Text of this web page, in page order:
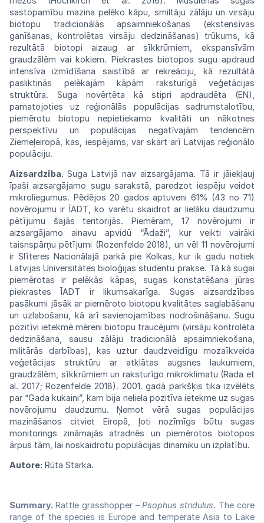
sastopamību mazina pelēko kāpu, smiltāju zālāju un virsāju
biotopu tradicionālāsapsaimniekošanas (ekstensīvas
ganīšanas,kontrolētas virsāju dedzināšanas) trūkums,kā
rezultātā biotopi aizaug arsīkkrūmiem,ekspansīvām
graudzālēm vaikokiem. Piekrastes biotopos sugu apdraud
intensīvaizmīdīšana saistībā ar rekreāciju, kārezultātā
pasliktinās pelēkajām kāpām raksturīgā veģetācijas
struktūra. Suga novērtēta kāstipriapdraudēta (EN),
pamatojoties uz
reģionālās populācijas sadrumstalotību,
piemērotu biotopu nepietiekamo kvalitāti un nākotnes
perspektīvu un populācijas negatīvajām tendencēm
Ziemeļeiropā, kas, iespējams, var skart arī Latvijas reģionālo
populāciju.
Aizsardzība. Suga Latvijā nav aizsargājama. Tā ir jāiekļauj
īpaši aizsargājamo sugu sarakstā, paredzot iespēju veidot
mikroliegumus. Pēdējos 20 gados aptuveni 61% (43 no 71)
novērojumu irĪADT,ko varētu skaidrot ar lielāku daudzumu
pētījumu šajās teritorijās.Piemēram, 17 novērojumi ir
aizsargājamoainavu apvidū “Ādaži”, kur veikti vairāki
taisnspārņu pētījumi (Rozenfelde 2018), unvēl 11 novērojumi
ir SlīteresNacionālajāparkā pie Kolkas, kur ik gadu notiek
Latvijas Universitātes bioloģijasstudentu prakse. Tā kā sugai
piemērotas ir pelēkās kāpas, sugas konstatēšana jūras
piekrastesĪADT ir likumsakarīga. Sugasaizsardzības
pasākumi jāsāk ar piemēroto biotopukvalitātes saglabāšanu
un uzlabošanu, kā arī savienojamības nodrošināšanu. Sugu
pozitīvi ietekmē mēreni biotopu traucējumi (virsāju kontrolēta
dedzināšana,sausu zālāju tradicionālā apsaimniekošana,
militārās darbības), kas uztur daudzveidīgu mozaīkveida
veģetācijas struktūru ar atklātas augsnes laukumiem,
graudzālēm, sīkkrūmiem un raksturīgo mikroklimatu (Rada et
al. 2017; Rozenfelde 2018). 2001. gadā parkšķis tika izvēlēts
par “Gadakukaini”,kam bija neliela pozitīva ietekme uz sugas
novērojumu daudzumu. Ņemot vērā sugaspopulācijas
mazināšanos citviet Eiropā, ļoti nozīmīgsbūtusugas
monitorings zināmajās atradnēs un piemērotos biotopos
ārpus tām, lai noskaidrotu populācijas dinamiku un izplatību.
Autore: Rūta Starka.
Summary. Rattle grasshopper –Psophus stridulus. The core
range of the species is Europe and temperate Asia to Lake